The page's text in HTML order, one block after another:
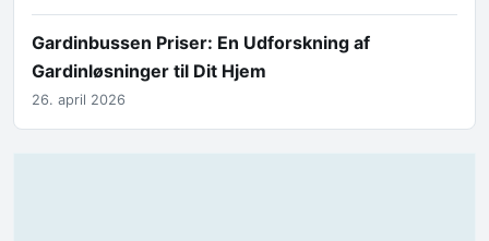
Gardinbussen Priser: En Udforskning af
Gardinløsninger til Dit Hjem
26. april 2026